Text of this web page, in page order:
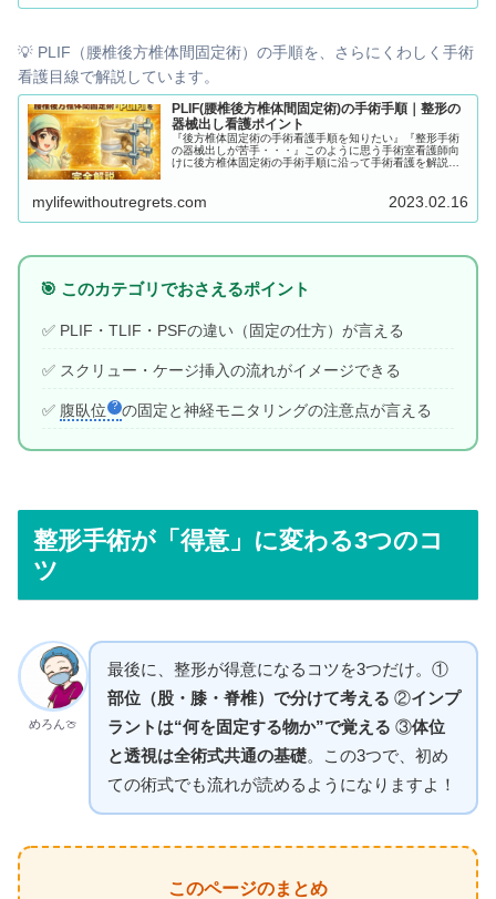
💡 PLIF（腰椎後方椎体間固定術）の手順を、さらにくわしく手術
看護目線で解説しています。
PLIF(腰椎後方椎体間固定術)の手術手順｜整形の
器械出し看護ポイント
『後方椎体固定術の手術看護手順を知りたい』『整形手術
の器械出しが苦手・・・』このように思う手術室看護師向
けに後方椎体固定術の手術手順に沿って手術看護を解説し
mylifewithoutregrets.com 2023.02.16
🎯 このカテゴリでおさえるポイント
✅ PLIF・TLIF・PSFの違い（固定の仕方）が言える
✅ スクリュー・ケージ挿入の流れがイメージできる
✅ 腹臥位 の固定と神経モニタリングの注意点が言える
整形手術が「得意」に変わる3つのコ
ツ
めろん🍈
最後に、整形が得意になるコツを3つだけ。①
部位（股・膝・脊椎）で分けて考える ②インプ
ラントは“何を固定する物か”で覚える ③体位
と透視は全術式共通の基礎。この3つで、初め
ての術式でも流れが読めるようになりますよ！
このページのまとめ